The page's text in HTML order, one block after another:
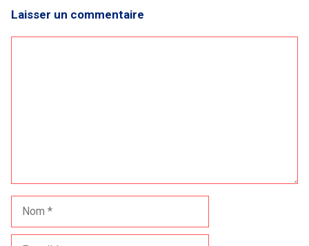
Laisser un commentaire
Nom